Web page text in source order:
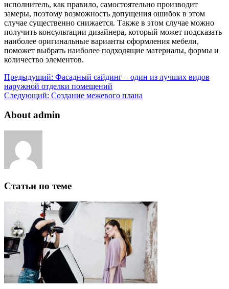
исполнитель, как правило, самостоятельно производит
замеры, поэтому возможность допущения ошибок в этом
случае существенно снижается. Также в этом случае можно
получить консультации дизайнера, который может подсказать
наиболее оригинальные варианты оформления мебели,
поможет выбрать наиболее подходящие материалы, формы и
количество элементов.
Предыдущий: Фасадный сайдинг – один из лучших видов
наружной отделки помещений
Следующий: Создание межевого плана
About admin
Статьи по теме